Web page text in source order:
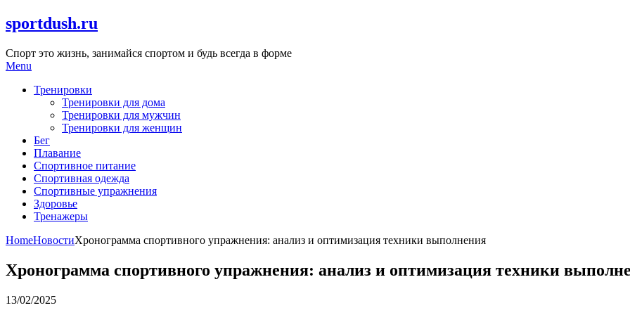
Skip
to
sportdush.ru
Спорт это жизнь, занимайся спортом и будь всегда в форме
Menu
Тренировки
Тренировки для дома
Тренировки для мужчин
Тренировки для женщин
Бег
Плавание
Спортивное питание
Спортивная одежда
Спортивные упражнения
Здоровье
Тренажеры
HomeНовостиХронограмма спортивного упражнения: анализ и оптимизация техники выполнения
Хронограмма спортивного упражнения: анализ и оптимизация техники
13/02/2025